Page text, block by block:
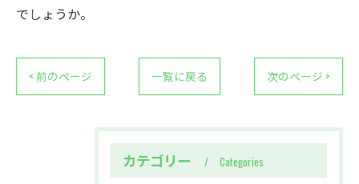
でしょうか。
< 前のページ 一覧に戻る 次のページ >
カテゴリー Categories